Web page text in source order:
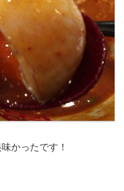
かったです！